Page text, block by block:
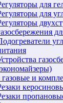
для
для
газовые и